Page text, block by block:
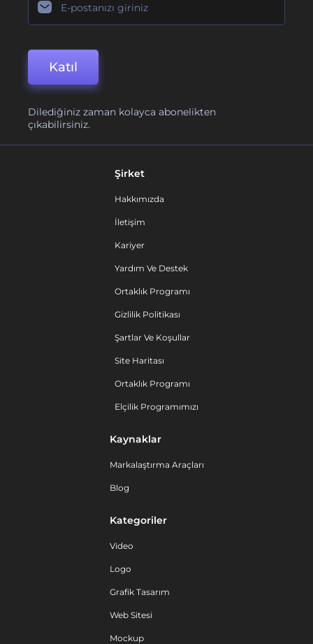
Katıl
Dilediğiniz zaman kolayca abonelikten
çıkabilirsiniz.
Şirket
Hakkımızda
İletişim
Kariyer
Yardım Ve Destek
Ortaklık Programı
Gizlilik Politikası
Şartlar Ve Koşullar
Site Haritası
Ortaklık Programı
Elçilik Programımızı
Kaynaklar
Markalaştırma Araçları
Blog
Kategoriler
Video
Logo
Grafik Tasarım
Web Sitesi
Mockup